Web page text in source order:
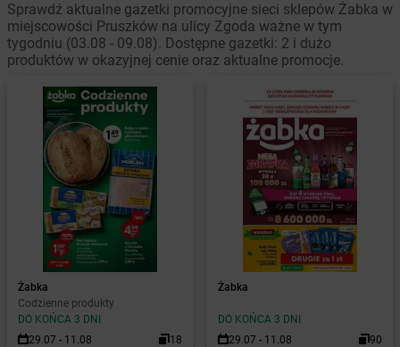
Sprawdź aktualne gazetki promocyjne sieci sklepów Żabka w
miejscowości Pruszków na ulicy Zgoda ważne w tym
tygodniu (03.08 - 09.08). Dostępne gazetki: 2 i dużo
produktów w okazyjnej cenie oraz aktualne promocje.
Żabka
Codzienne produkty
DO KOŃCA 3 DNI
29.07 - 11.08
18
Żabka
DO KOŃCA 3 DNI
29.07 - 11.08
90